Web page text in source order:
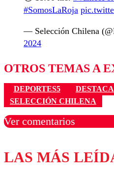
#SomosLaRoja
— Selección Chilena
2024
OTROS TEMAS A
DEPORTES5
SELECCIÓN CHILENA
Ver comentarios
Los comentarios son
diálogo
LAS MÁS